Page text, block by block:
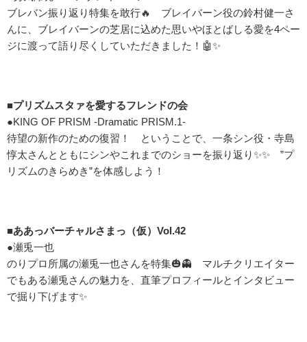
ブレバン振り返り特集を敢行🔥 ブレイバーン役の鈴村健一さ
んに、ブレイバーンの芝居に込めた思いやほとばしる愛を4ペー
ジに渡って語り尽くしていただきました！🤖✨
■プリズムスタァを愛するフレンドの会
●KING OF PRISM -Dramatic PRISM.1-
待望の新作のための復習！ ということで、一条シン役・寺島
惇太さんとともにシンやこれまでのショーを振り返り✨✨ ”プ
リズムのきらめき”を体感しよう！
■ああっバーチャルさまっ（仮）Vol.42
●瀬兎一也
のりプロ所属の瀬兎一也さんを特集🎃👻 マルチクリエイター
でもある瀬兎さんの魅力を、直筆プロフィールとインタビュー
で掘り下げます✨